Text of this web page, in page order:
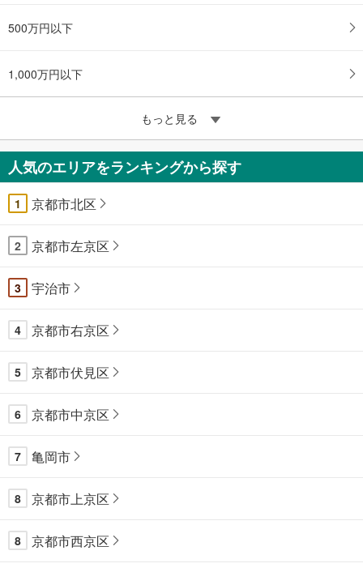
500万円以下
1,000万円以下
もっと見る
人気のエリアをランキングから探す
1 京都市北区
2 京都市左京区
3 宇治市
4 京都市右京区
5 京都市伏見区
6 京都市中京区
7 亀岡市
8 京都市上京区
8 京都市西京区